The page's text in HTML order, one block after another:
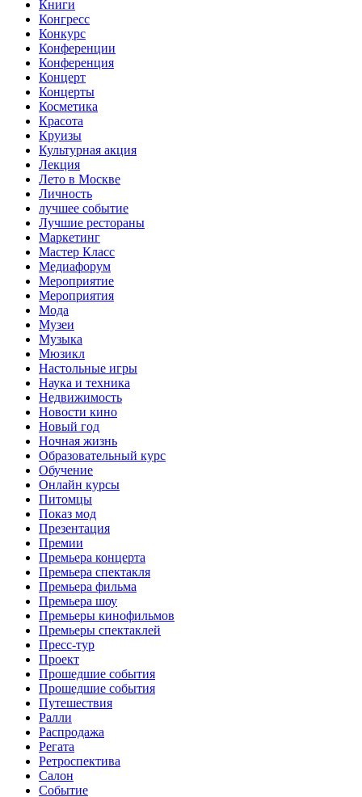
Книги
Конгресс
Конкурс
Конференции
Конференция
Концерт
Концерты
Косметика
Красота
Круизы
Культурная акция
Лекция
Лето в Москве
Личность
лучшее событие
Лучшие рестораны
Маркетинг
Мастер Класс
Медиафорум
Мероприятие
Мероприятия
Мода
Музеи
Музыка
Мюзикл
Настольные игры
Наука и техника
Недвижимость
Новости кино
Новый год
Ночная жизнь
Образовательный курс
Обучение
Онлайн курсы
Питомцы
Показ мод
Презентация
Премии
Премьера концерта
Премьера спектакля
Премьера фильма
Премьера шоу
Премьеры кинофильмов
Премьеры спектаклей
Пресс-тур
Проект
Прошедшие события
Прошедшие события
Путешествия
Ралли
Распродажа
Регата
Ретроспектива
Салон
Событие